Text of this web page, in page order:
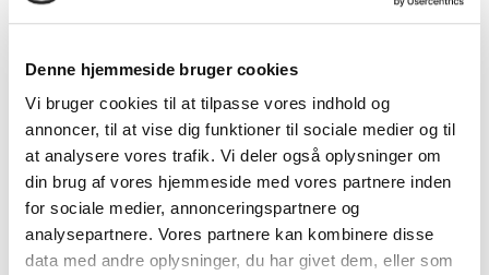
Denne hjemmeside bruger cookies
Vi bruger cookies til at tilpasse vores indhold og
annoncer, til at vise dig funktioner til sociale medier og til
at analysere vores trafik. Vi deler også oplysninger om
din brug af vores hjemmeside med vores partnere inden
for sociale medier, annonceringspartnere og
analysepartnere. Vores partnere kan kombinere disse
data med andre oplysninger, du har givet dem, eller som
I spiritusdelen af analysen fremgår det, hvor stor
forskellige spirituskategorier herunder udviklingen og
sammensætningen.
VSOD's medlemmer kan downloade den gratisher.
Pris for ikke-medlemmer er kr. 5.000 ekskl. moms.